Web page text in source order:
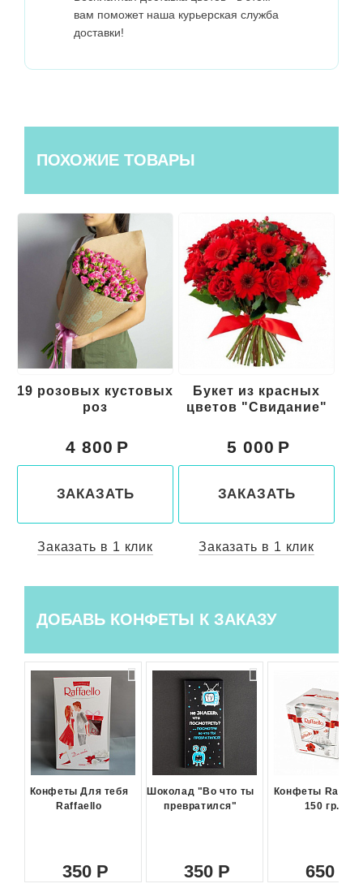
вам поможет наша курьерская служба
доставки!
ПОХОЖИЕ ТОВАРЫ
19 розовых кустовых
роз
4 800
ЗАКАЗАТЬ
Заказать в 1 клик
Букет из красных
цветов "Свидание"
5 000
ЗАКАЗАТЬ
Заказать в 1 клик
ДОБАВЬ КОНФЕТЫ К ЗАКАЗУ
Конфеты Для тебя
Raffaello
350
Шоколад "Во что ты
превратился"
350
Конфеты
150 гр.
650